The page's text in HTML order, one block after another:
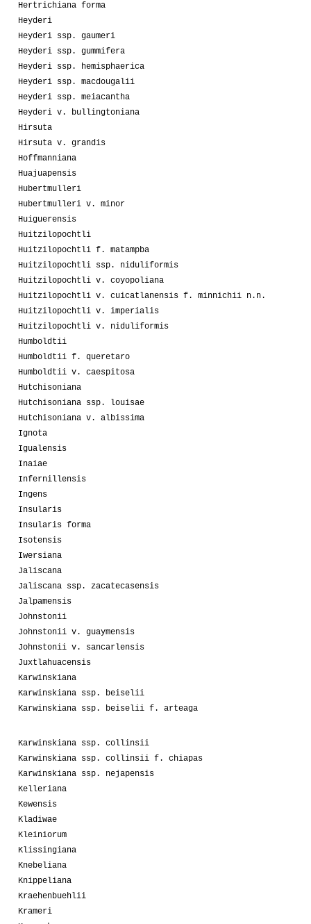
Hertrichiana forma
Heyderi
Heyderi ssp. gaumeri
Heyderi ssp. gummifera
Heyderi ssp. hemisphaerica
Heyderi ssp. macdougalii
Heyderi ssp. meiacantha
Heyderi v. bullingtoniana
Hirsuta
Hirsuta v. grandis
Hoffmanniana
Huajuapensis
Hubertmulleri
Hubertmulleri v. minor
Huiguerensis
Huitzilopochtli
Huitzilopochtli f. matampba
Huitzilopochtli ssp. niduliformis
Huitzilopochtli v. coyopoliana
Huitzilopochtli v. cuicatlanensis f. minnichii n.n.
Huitzilopochtli v. imperialis
Huitzilopochtli v. niduliformis
Humboldtii
Humboldtii f. queretaro
Humboldtii v. caespitosa
Hutchisoniana
Hutchisoniana ssp. louisae
Hutchisoniana v. albissima
Ignota
Igualensis
Inaiae
Infernillensis
Ingens
Insularis
Insularis forma
Isotensis
Iwersiana
Jaliscana
Jaliscana ssp. zacatecasensis
Jalpamensis
Johnstonii
Johnstonii v. guaymensis
Johnstonii v. sancarlensis
Juxtlahuacensis
Karwinskiana
Karwinskiana ssp. beiselii
Karwinskiana ssp. beiselii f. arteaga
Karwinskiana ssp. collinsii
Karwinskiana ssp. collinsii f. chiapas
Karwinskiana ssp. nejapensis
Kelleriana
Kewensis
Kladiwae
Kleiniorum
Klissingiana
Knebeliana
Knippeliana
Kraehenbuehlii
Krameri